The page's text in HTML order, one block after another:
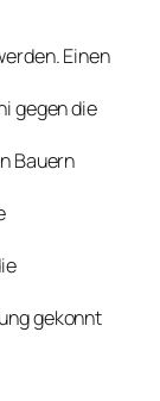
Einen
gegen die
Bauern
gekonnt